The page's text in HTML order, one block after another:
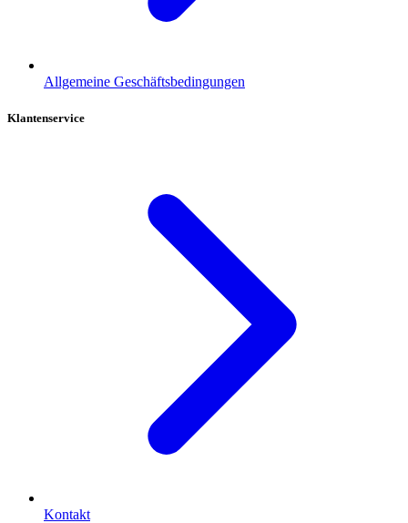
Allgemeine Geschäftsbedingungen
Klantenservice
Kontakt